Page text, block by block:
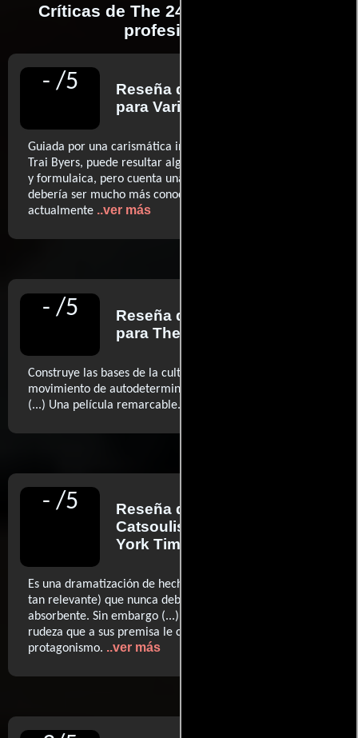
Críticas de The 24th realizadas por
profesionales
- /5 Reseña de
para Variety
Guiada por una carismática interpretación por parte de
Trai Byers, puede resultar algo incómodamente didáctica
y formulaica, pero cuenta una historia muy relevante que
debería ser mucho más conocida de lo que es
actualmente ..ver más
- /5 Reseña de
para The New Yorker
Construye las bases de la cultura negra como un
movimiento de autodeterminación y de autoafirmación
(...) Una película remarcable.
- /5 Reseña de
Catsoulis
York Times
Es una dramatización de hechos reales tan interesante (y
tan relevante) que nunca debería ser algo menos que
absorbente. Sin embargo (...) expresa sus ideas con tanta
rudeza que a sus premisa le cuesta asumir el
protagonismo. ..ver más